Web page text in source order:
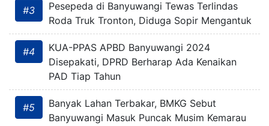
#3
Pesepeda di Banyuwangi Tewas Terlindas
Roda Truk Tronton, Diduga Sopir Mengantuk
#4
KUA-PPAS APBD Banyuwangi 2024
Disepakati, DPRD Berharap Ada Kenaikan
PAD Tiap Tahun
#5
Banyak Lahan Terbakar, BMKG Sebut
Banyuwangi Masuk Puncak Musim Kemarau